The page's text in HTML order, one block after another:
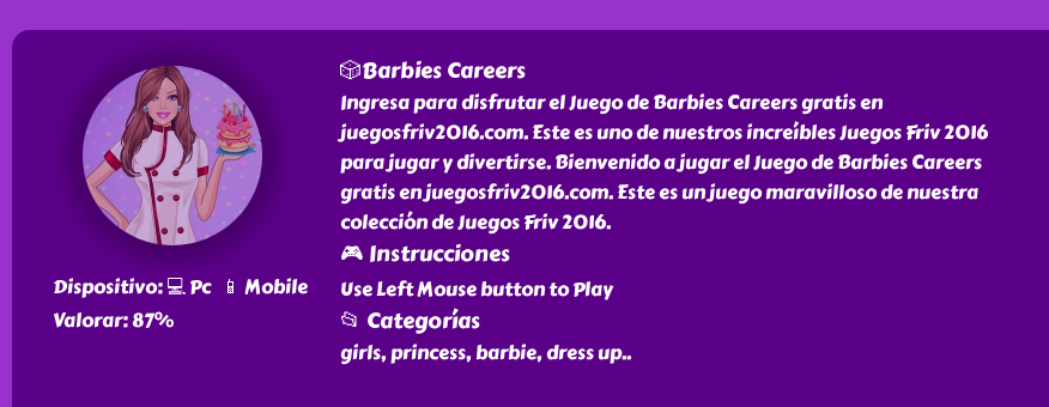
Dispositivo: 💻 Pc 📱 Mobile
Valorar: 87%
🎲Barbies Careers
Ingresa para disfrutar el Juego de Barbies Careers gratis en
juegosfriv2016.com. Este es uno de nuestros increíbles Juegos Friv 2016
para jugar y divertirse. Bienvenido a jugar el Juego de Barbies Careers
gratis en juegosfriv2016.com. Este es un juego maravilloso de nuestra
colección de Juegos Friv 2016.
🎮 Instrucciones
Use Left Mouse button to Play
📂 Categorías
girls, princess, barbie, dress up..